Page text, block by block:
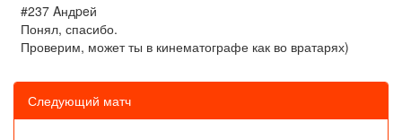
#237 Aндpeй
Понял, спасибо.
Проверим, может ты в кинематографе как во вратарях)
Следующий матч